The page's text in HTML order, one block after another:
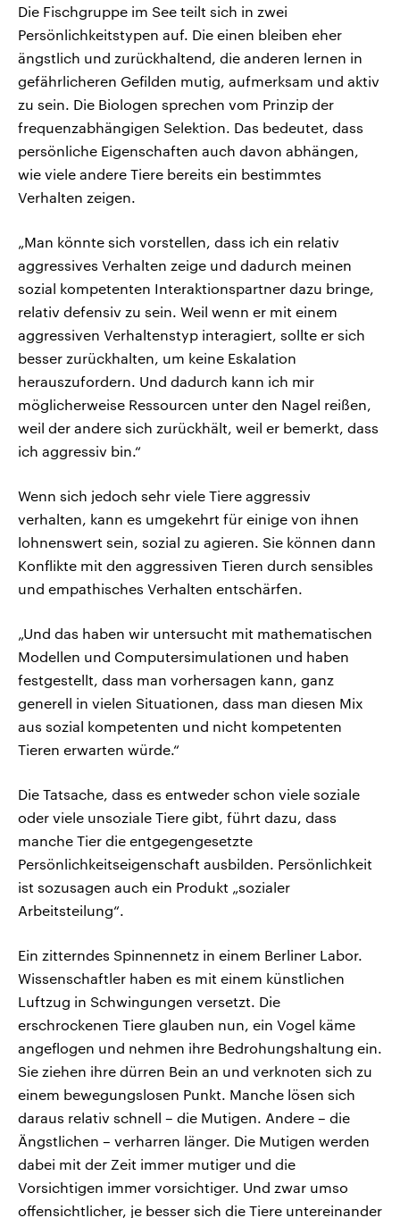
Die Fischgruppe im See teilt sich in zwei
Persönlichkeitstypen auf. Die einen bleiben eher
ängstlich und zurückhaltend, die anderen lernen in
gefährlicheren Gefilden mutig, aufmerksam und aktiv
zu sein. Die Biologen sprechen vom Prinzip der
frequenzabhängigen Selektion. Das bedeutet, dass
persönliche Eigenschaften auch davon abhängen,
wie viele andere Tiere bereits ein bestimmtes
Verhalten zeigen.
„Man könnte sich vorstellen, dass ich ein relativ
aggressives Verhalten zeige und dadurch meinen
sozial kompetenten Interaktionspartner dazu bringe,
relativ defensiv zu sein. Weil wenn er mit einem
aggressiven Verhaltenstyp interagiert, sollte er sich
besser zurückhalten, um keine Eskalation
herauszufordern. Und dadurch kann ich mir
möglicherweise Ressourcen unter den Nagel reißen,
weil der andere sich zurückhält, weil er bemerkt, dass
ich aggressiv bin.“
Wenn sich jedoch sehr viele Tiere aggressiv
verhalten, kann es umgekehrt für einige von ihnen
lohnenswert sein, sozial zu agieren. Sie können dann
Konflikte mit den aggressiven Tieren durch sensibles
und empathisches Verhalten entschärfen.
„Und das haben wir untersucht mit mathematischen
Modellen und Computersimulationen und haben
festgestellt, dass man vorhersagen kann, ganz
generell in vielen Situationen, dass man diesen Mix
aus sozial kompetenten und nicht kompetenten
Tieren erwarten würde.“
Die Tatsache, dass es entweder schon viele soziale
oder viele unsoziale Tiere gibt, führt dazu, dass
manche Tier die entgegengesetzte
Persönlichkeitseigenschaft ausbilden. Persönlichkeit
ist sozusagen auch ein Produkt „sozialer
Arbeitsteilung“.
Ein zitterndes Spinnennetz in einem Berliner Labor.
Wissenschaftler haben es mit einem künstlichen
Luftzug in Schwingungen versetzt. Die
erschrockenen Tiere glauben nun, ein Vogel käme
angeflogen und nehmen ihre Bedrohungshaltung ein.
Sie ziehen ihre dürren Bein an und verknoten sich zu
einem bewegungslosen Punkt. Manche lösen sich
daraus relativ schnell – die Mutigen. Andere – die
Ängstlichen – verharren länger. Die Mutigen werden
dabei mit der Zeit immer mutiger und die
Vorsichtigen immer vorsichtiger. Und zwar umso
offensichtlicher, je besser sich die Tiere untereinander